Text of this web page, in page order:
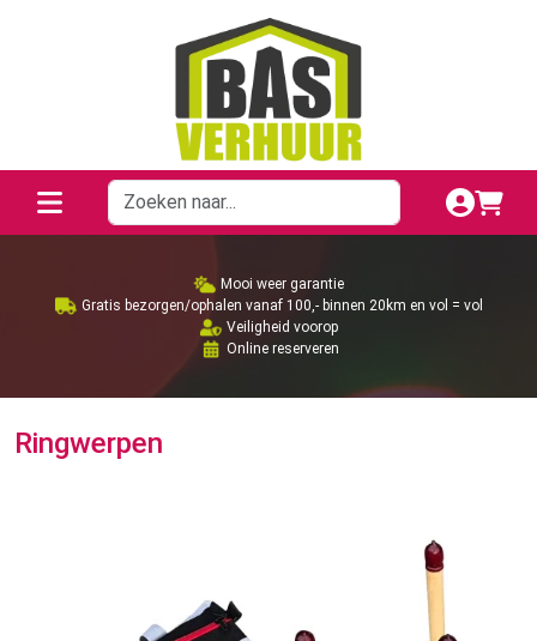
Mooi weer garantie
Gratis bezorgen/ophalen vanaf 100,- binnen 20km en vol = vol
Veiligheid voorop
Online reserveren
Ringwerpen